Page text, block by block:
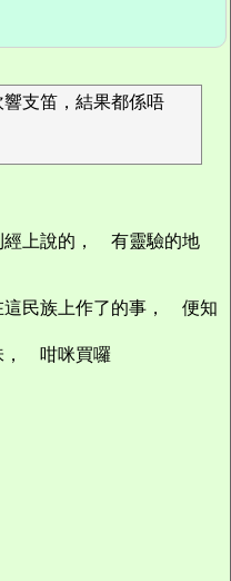
支笛，結果都係唔
上說的， 有靈驗的地
這民族上作了的事， 便知
， 咁咪買囉